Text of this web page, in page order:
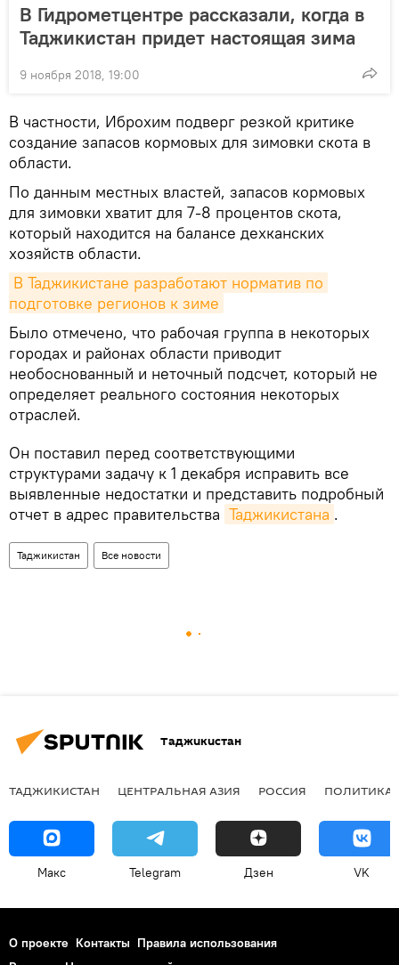
В Гидрометцентре рассказали, когда в
Таджикистан придет настоящая зима
9 ноября 2018, 19:00
В частности, Иброхим подверг резкой критике
создание запасов кормовых для зимовки скота в
области.
По данным местных властей, запасов кормовых
для зимовки хватит для 7-8 процентов скота,
который находится на балансе дехканских
хозяйств области.
В Таджикистане разработают норматив по
подготовке регионов к зиме
Было отмечено, что рабочая группа в некоторых
городах и районах области приводит
необоснованный и неточный подсчет, который не
определяет реального состояния некоторых
отраслей.
Он поставил перед соответствующими
структурами задачу к 1 декабря исправить все
выявленные недостатки и представить подробный
отчет в адрес правительства Таджикистана .
Таджикистан Все новости
Таджикистан
ТАДЖИКИСТАН ЦЕНТРАЛЬНАЯ АЗИЯ РОССИЯ ПОЛИТИКА
Макс Telegram Дзен VK
О проекте Контакты Правила использования